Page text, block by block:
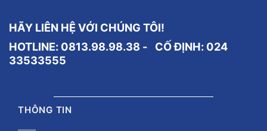
HÃY LIÊN HỆ VỚI CHÚNG TÔI!
HOTLINE: 0813.98.98.38 - CỐ ĐỊNH: 024
33533555
THÔNG TIN